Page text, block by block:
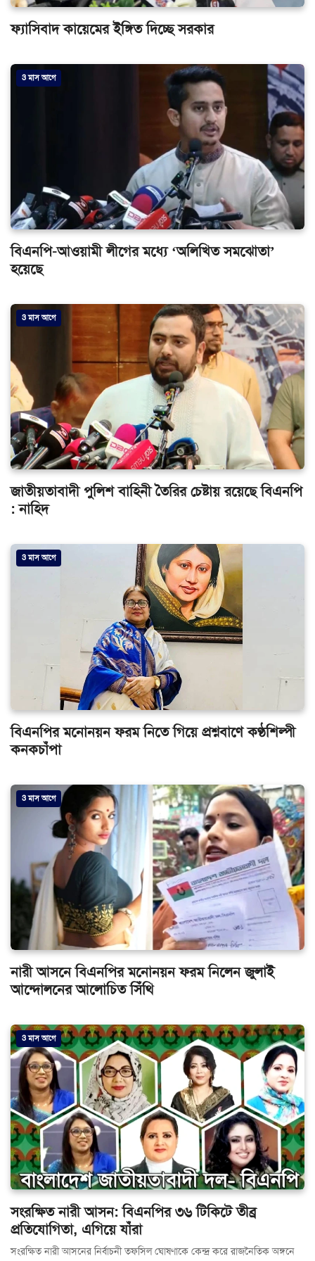
ফ্যাসিবাদ কায়েমের ইঙ্গিত দিচ্ছে সরকার
3 মাস আগে
বিএনপি-আওয়ামী লীগের মধ্যে ‘অলিখিত সমঝোতা’
হয়েছে
3 মাস আগে
জাতীয়তাবাদী পুলিশ বাহিনী তৈরির চেষ্টায় রয়েছে বিএনপি
: নাহিদ
3 মাস আগে
বিএনপির মনোনয়ন ফরম নিতে গিয়ে প্রশ্নবাণে কণ্ঠশিল্পী
কনকচাঁপা
3 মাস আগে
নারী আসনে বিএনপির মনোনয়ন ফরম নিলেন জুলাই
আন্দোলনের আলোচিত সিঁথি
3 মাস আগে
সংরক্ষিত নারী আসন: বিএনপির ৩৬ টিকিটে তীব্র
প্রতিযোগিতা, এগিয়ে যাঁরা
সংরক্ষিত নারী আসনের নির্বাচনী তফসিল ঘোষণাকে কেন্দ্র করে রাজনৈতিক অঙ্গনে